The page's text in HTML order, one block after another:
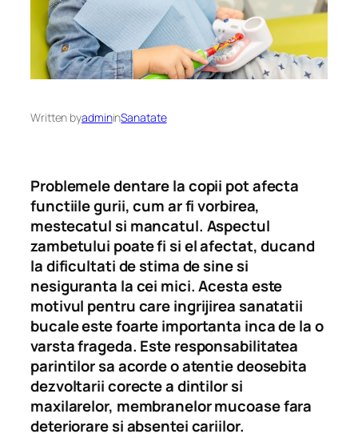
Written byadmininSanatate
Problemele dentare la copii pot afecta
functiile gurii, cum ar fi vorbirea,
mestecatul si mancatul. Aspectul
zambetului poate fi si el afectat, ducand
la dificultati de stima de sine si
nesiguranta la cei mici. Acesta este
motivul pentru care ingrijirea sanatatii
bucale este foarte importanta inca de la o
varsta frageda. Este responsabilitatea
parintilor sa acorde o atentie deosebita
dezvoltarii corecte a dintilor si
maxilarelor, membranelor mucoase fara
deteriorare si absentei cariilor.